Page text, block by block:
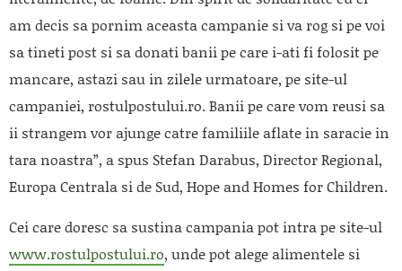
am decis sa pornim aceasta campanie si va rog si pe voi
sa tineti post si sa donati banii pe care i-ati fi folosit pe
mancare, astazi sau in zilele urmatoare, pe site-ul
campaniei, rostulpostului.ro. Banii pe care vom reusi sa
ii strangem vor ajunge catre familiile aflate in saracie in
tara noastra”, a spus Stefan Darabus, Director Regional,
Europa Centrala si de Sud, Hope and Homes for Children.
Cei care doresc sa sustina campania pot intra pe site-ul
www.rostulpostului.ro, unde pot alege alimentele si